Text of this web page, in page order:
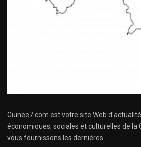
Guinee7.com est votre site Web
économiques, sociales et culturelles de la
vous fournissons les dernières ...